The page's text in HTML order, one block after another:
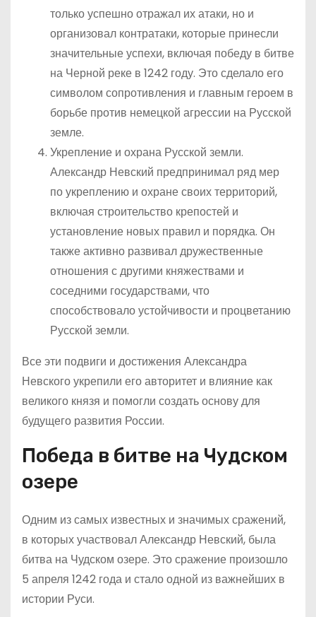
только успешно отражал их атаки, но и
организовал контратаки, которые принесли
значительные успехи, включая победу в битве
на Черной реке в 1242 году. Это сделало его
символом сопротивления и главным героем в
борьбе против немецкой агрессии на Русской
земле.
Укрепление и охрана Русской земли.
Александр Невский предпринимал ряд мер
по укреплению и охране своих территорий,
включая строительство крепостей и
установление новых правил и порядка. Он
также активно развивал дружественные
отношения с другими княжествами и
соседними государствами, что
способствовало устойчивости и процветанию
Русской земли.
Все эти подвиги и достижения Александра
Невского укрепили его авторитет и влияние как
великого князя и помогли создать основу для
будущего развития России.
Победа в битве на Чудском
озере
Одним из самых известных и значимых сражений,
в которых участвовал Александр Невский, была
битва на Чудском озере. Это сражение произошло
5 апреля 1242 года и стало одной из важнейших в
истории Руси.